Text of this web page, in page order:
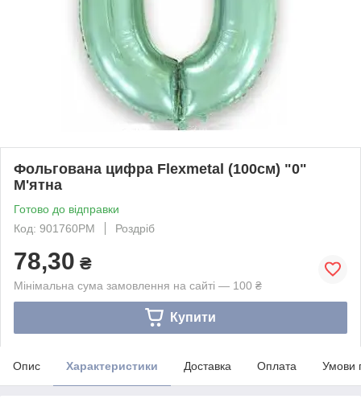
Фольгована цифра Flexmetal (100см) "0"
М'ятна
Готово до відправки
Код: 901760РМ
Роздріб
78,30 ₴
Мінімальна сума замовлення на сайті — 100 ₴
Купити
Опис Характеристики Доставка Оплата Умови